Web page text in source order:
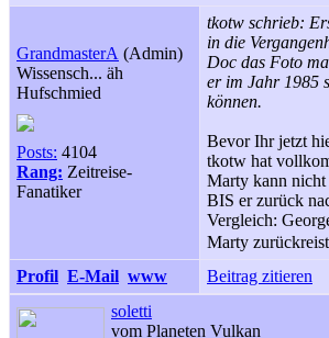
GrandmasterA (Admin)
Wissensch... äh
Hufschmied
Posts: 4104
Rang: Zeitreise-
Fanatiker
tkotw schrieb:
in die
Doc das Foto
er im Jahr 1985
können.
Bevor Ihr jetzt
tkotw hat
Marty kann
BIS er zurück
Vergleich:
Marty
Profil E-Mail www
Beitrag zitieren
soletti
vom Planeten Vulkan